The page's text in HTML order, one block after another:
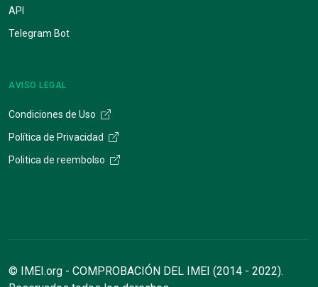
API
Telegram Bot
AVISO LEGAL
Condiciones de Uso
Política de Privacidad
Politica de reembolso
© IMEI.org - COMPROBACIÓN DEL IMEI (2014 - 2022).